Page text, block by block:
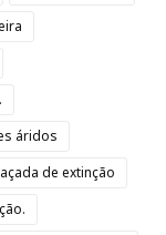
áridos
de extinção